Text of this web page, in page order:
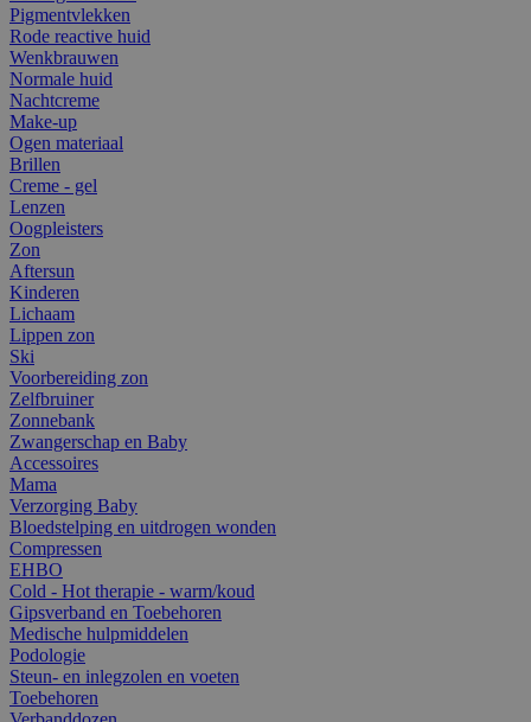
Pigmentvlekken
Rode reactive huid
Wenkbrauwen
Normale huid
Nachtcreme
Make-up
Ogen materiaal
Brillen
Creme - gel
Lenzen
Oogpleisters
Zon
Aftersun
Kinderen
Lichaam
Lippen zon
Ski
Voorbereiding zon
Zelfbruiner
Zonnebank
Zwangerschap en Baby
Accessoires
Mama
Verzorging Baby
Bloedstelping en uitdrogen wonden
Compressen
EHBO
Cold - Hot therapie - warm/koud
Gipsverband en Toebehoren
Medische hulpmiddelen
Podologie
Steun- en inlegzolen en voeten
Toebehoren